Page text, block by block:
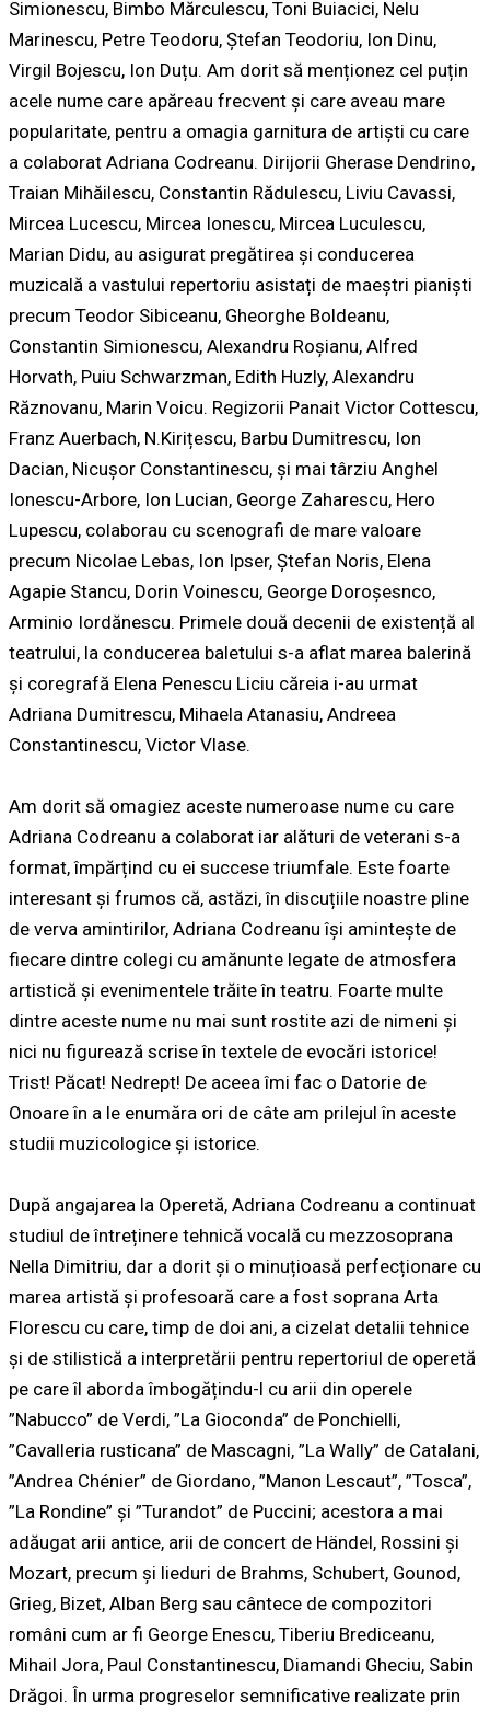
Simionescu, Bimbo Mărculescu, Toni Buiacici, Nelu
Marinescu, Petre Teodoru, Ștefan Teodoriu, Ion Dinu,
Virgil Bojescu, Ion Duțu. Am dorit să menționez cel puțin
acele nume care apăreau frecvent și care aveau mare
popularitate, pentru a omagia garnitura de artiști cu care
a colaborat Adriana Codreanu. Dirijorii Gherase Dendrino,
Traian Mihăilescu, Constantin Rădulescu, Liviu Cavassi,
Mircea Lucescu, Mircea Ionescu, Mircea Luculescu,
Marian Didu, au asigurat pregătirea și conducerea
muzicală a vastului repertoriu asistați de maeștri pianiști
precum Teodor Sibiceanu, Gheorghe Boldeanu,
Constantin Simionescu, Alexandru Roșianu, Alfred
Horvath, Puiu Schwarzman, Edith Huzly, Alexandru
Răznovanu, Marin Voicu. Regizorii Panait Victor Cottescu,
Franz Auerbach, N.Kirițescu, Barbu Dumitrescu, Ion
Dacian, Nicușor Constantinescu, și mai târziu Anghel
Ionescu-Arbore, Ion Lucian, George Zaharescu, Hero
Lupescu, colaborau cu scenografi de mare valoare
precum Nicolae Lebas, Ion Ipser, Ștefan Noris, Elena
Agapie Stancu, Dorin Voinescu, George Doroșesnco,
Arminio Iordănescu. Primele două decenii de existență al
teatrului, la conducerea baletului s-a aflat marea balerină
și coregrafă Elena Penescu Liciu căreia i-au urmat
Adriana Dumitrescu, Mihaela Atanasiu, Andreea
Constantinescu, Victor Vlase.
Am dorit să omagiez aceste numeroase nume cu care
Adriana Codreanu a colaborat iar alături de veterani s-a
format, împărțind cu ei succese triumfale. Este foarte
interesant și frumos că, astăzi, în discuțiile noastre pline
de verva amintirilor, Adriana Codreanu își amintește de
fiecare dintre colegi cu amănunte legate de atmosfera
artistică și evenimentele trăite în teatru. Foarte multe
dintre aceste nume nu mai sunt rostite azi de nimeni și
nici nu figurează scrise în textele de evocări istorice!
Trist! Păcat! Nedrept! De aceea îmi fac o Datorie de
Onoare în a le enumăra ori de câte am prilejul în aceste
studii muzicologice și istorice.
După angajarea la Operetă, Adriana Codreanu a continuat
studiul de întreținere tehnică vocală cu mezzosoprana
Nella Dimitriu, dar a dorit și o minuțioasă perfecționare cu
marea artistă și profesoară care a fost soprana Arta
Florescu cu care, timp de doi ani, a cizelat detalii tehnice
și de stilistică a interpretării pentru repertoriul de operetă
pe care îl aborda îmbogățindu-l cu arii din operele
”Nabucco” de Verdi, ”La Gioconda” de Ponchielli,
”Cavalleria rusticana” de Mascagni, ”La Wally” de Catalani,
”Andrea Chénier” de Giordano, ”Manon Lescaut”, ”Tosca”,
”La Rondine” și ”Turandot” de Puccini; acestora a mai
adăugat arii antice, arii de concert de Händel, Rossini și
Mozart, precum și lieduri de Brahms, Schubert, Gounod,
Grieg, Bizet, Alban Berg sau cântece de compozitori
români cum ar fi George Enescu, Tiberiu Brediceanu,
Mihail Jora, Paul Constantinescu, Diamandi Gheciu, Sabin
Drăgoi. În urma progreselor semnificative realizate prin